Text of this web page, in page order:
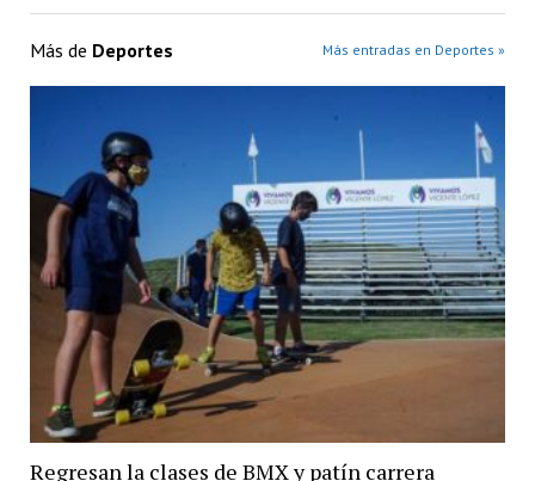
Más de Deportes Más entradas en Deportes »
Regresan la clases de BMX y patín carrera